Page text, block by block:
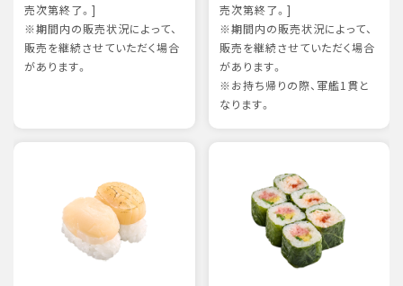
売次第終了。]
※期間内の販売状況によって、
販売を継続させていただく場合
があります。
売次第終了。]
※期間内の販売状況によって、
販売を継続させていただく場合
があります。
※お持ち帰りの際、軍艦1貫と
なります。